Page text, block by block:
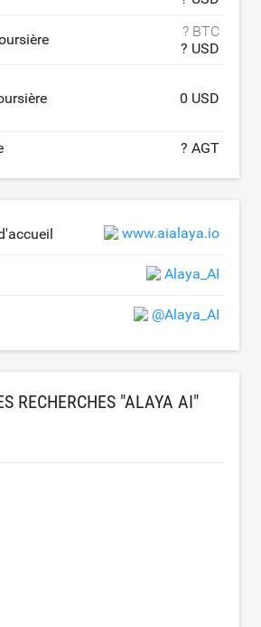
? BTC
? USD
0 USD
? AGT
www.aialaya.io
Alaya_AI
@Alaya_AI
RECHERCHES "ALAYA AI"